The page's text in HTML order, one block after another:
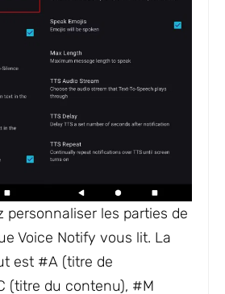
personnaliser les parties de
Voice Notify vous lit. La
est #A (titre de
(titre du contenu), #M